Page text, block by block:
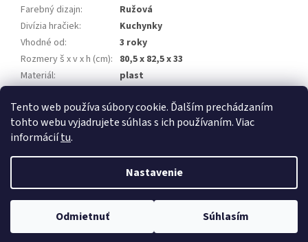
Tento web používa súbory cookie. Ďalším prechádzaním
tohto webu vyjadrujete súhlas s ich používaním. Viac
informáciítu.
Nastavenie
Odmietnuť Súhlasím
Farebný dizajn:
Ružová
Divízia hračiek:
Kuchynky
Vhodné od:
3 roky
Rozmery š x v x h (cm): 80,5 x 82,5 x 33
Materiál:
plast
EAN: 8595627402662
Vytvoril Shoptet Premium
Copyright 2026 . Všetky práva vyhradené.